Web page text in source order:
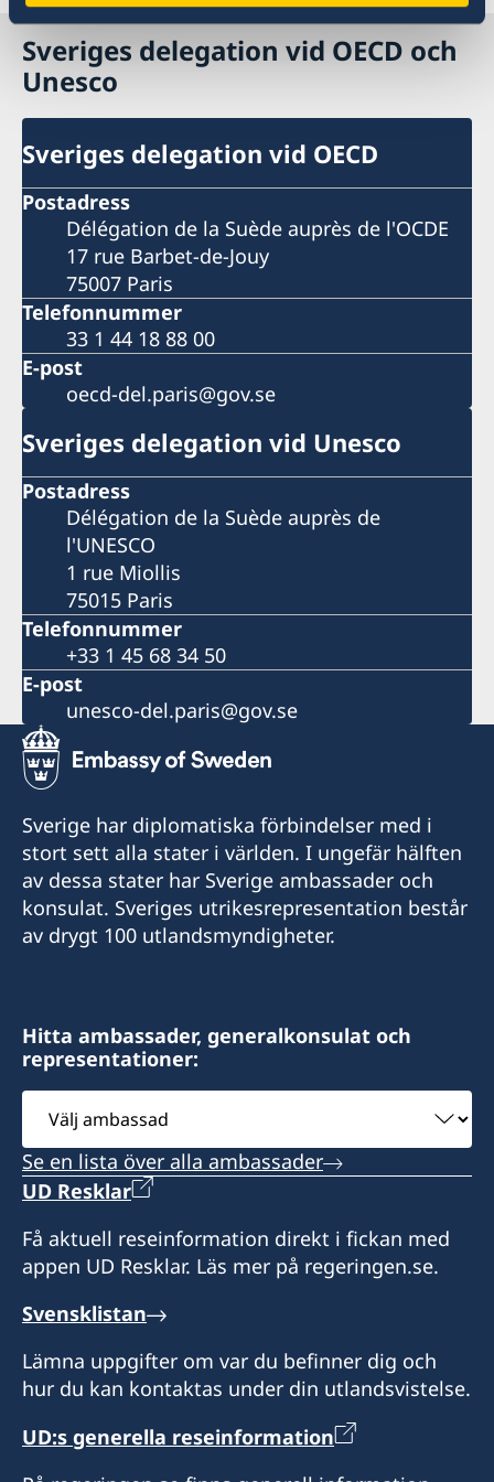
Sveriges delegation vid OECD och
Unesco
Sveriges delegation vid OECD
Postadress
Délégation de la Suède auprès de l'OCDE
17 rue Barbet-de-Jouy
75007 Paris
Telefonnummer
33 1 44 18 88 00
E-post
oecd-del.paris@gov.se
Sveriges delegation vid Unesco
Postadress
Délégation de la Suède auprès de
l'UNESCO
1 rue Miollis
75015 Paris
Telefonnummer
+33 1 45 68 34 50
E-post
unesco-del.paris@gov.se
Sverige har diplomatiska förbindelser med i
stort sett alla stater i världen. I ungefär hälften
av dessa stater har Sverige ambassader och
konsulat. Sveriges utrikesrepresentation består
av drygt 100 utlandsmyndigheter.
Hitta ambassader, generalkonsulat och
representationer:
ambassad
Se en lista över alla ambassader
UD Resklar
Få aktuell reseinformation direkt i fickan med
appen UD Resklar. Läs mer på regeringen.se.
Svensklistan
Lämna uppgifter om var du befinner dig och
hur du kan kontaktas under din utlandsvistelse.
UD:s generella reseinformation